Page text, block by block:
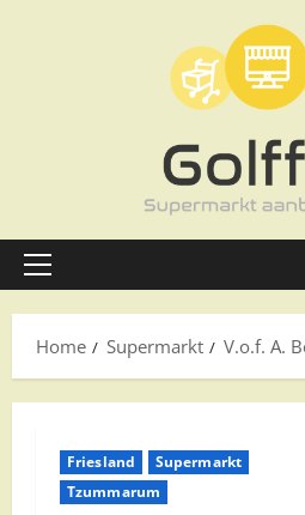
Primair
Home
Supermarkt V.o.f. A.
Friesland
Supermarkt
Tzummarum